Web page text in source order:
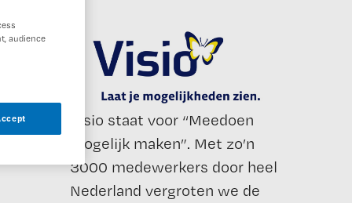
Visio staat voor “Meedoen
mogelijk maken”. Met zo’n
3000 medewerkers door heel
Nederland vergroten we de
audience